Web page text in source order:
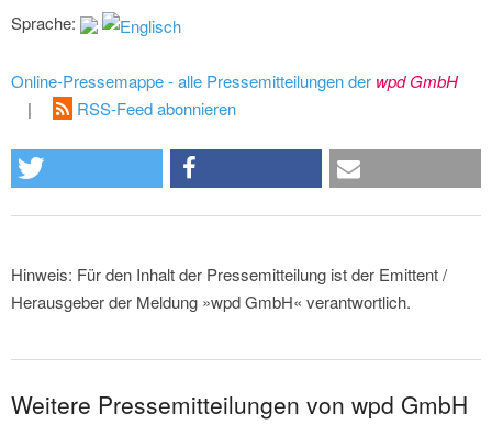
Sprache:
Online-Pressemappe - alle Pressemitteilungen der wpd GmbH
|
RSS-Feed abonnieren
Hinweis: Für den Inhalt der Pressemitteilung ist der Emittent /
Herausgeber der Meldung »wpd GmbH« verantwortlich.
Weitere Pressemitteilungen von wpd GmbH